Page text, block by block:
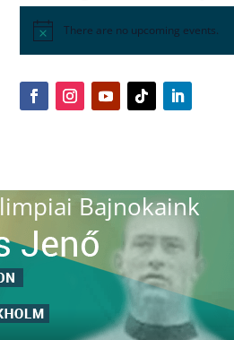
There are no upcoming events.
Bajnokaink